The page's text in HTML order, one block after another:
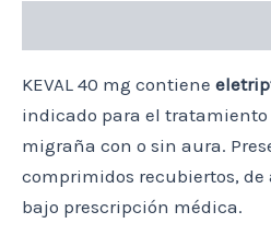
KEVAL 40 mg contiene
indicado para el tratamiento
migraña con o sin aura.
comprimidos recubiertos,
bajo prescripción médica.